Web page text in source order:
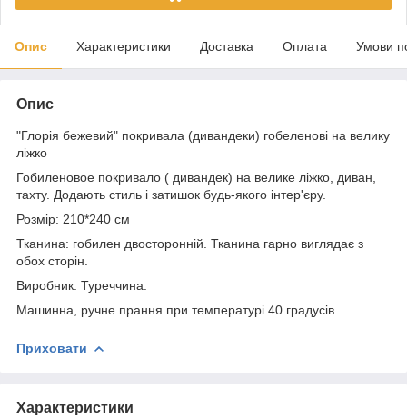
Опис Характеристики Доставка Оплата Умови
Опис
"Глорія бежевий" покривала (дивандеки) гобеленові на велику
ліжко
Гобиленовое покривало ( дивандек) на велике ліжко, диван,
тахту. Додають стиль і затишок будь-якого інтер'єру.
Розмір: 210*240 см
Тканина: гобилен двосторонній. Тканина гарно виглядає з
обох сторін.
Виробник: Туреччина.
Машинна, ручне прання при температурі 40 градусів.
Приховати
Характеристики